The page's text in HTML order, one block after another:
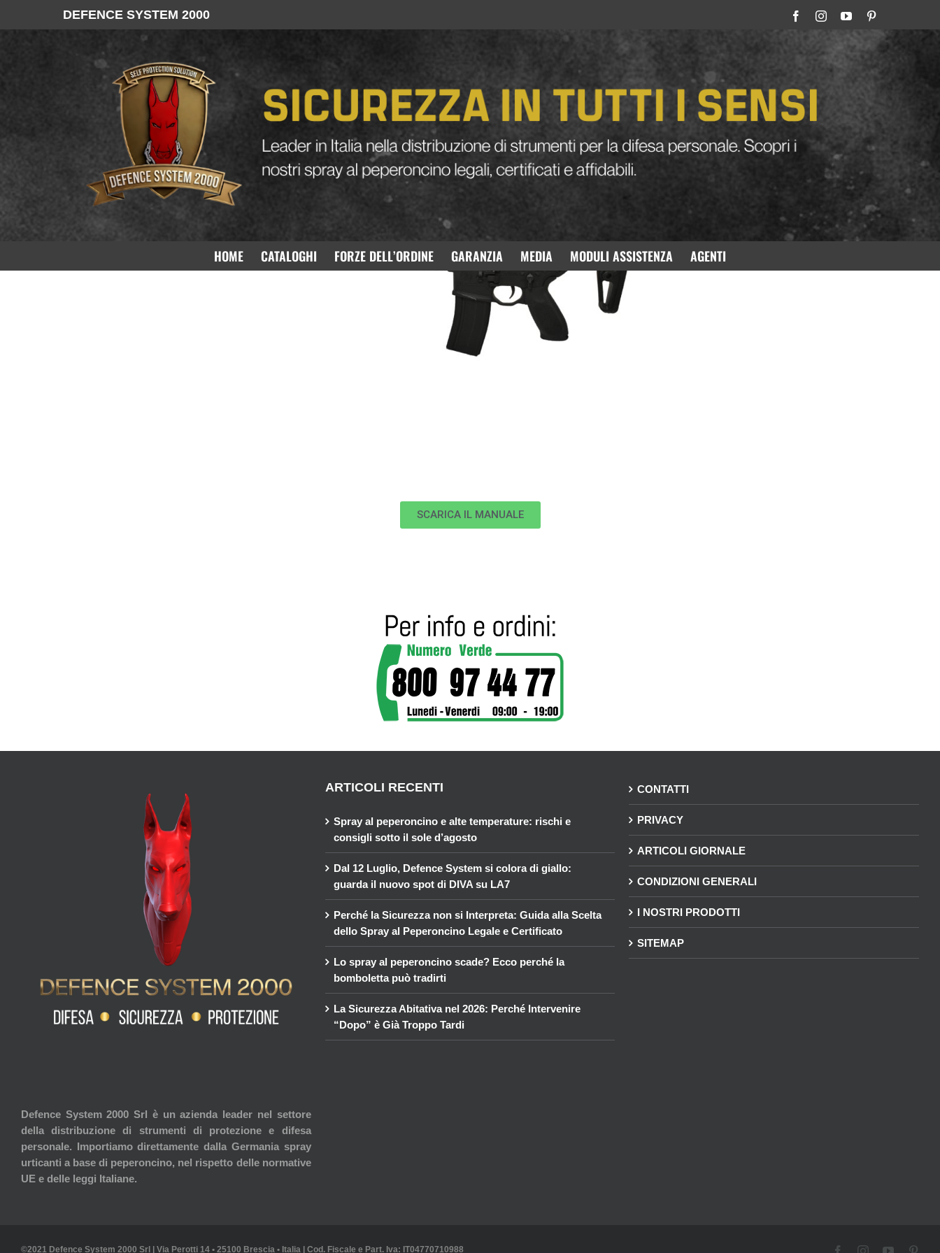
DEFENCE SYSTEM 2000
HOME CATALOGHI FORZE DELL’ORDINE GARANZIA MEDIA MODULI ASSISTENZA AGENTI
SIG MCX AEG METALLO FULL METAL
SCARICA IL MANUALE
Defence System 2000 Srl è un azienda leader nel settore
della distribuzione di strumenti di protezione e difesa
personale. Importiamo direttamente dalla Germania spray
urticanti a base di peperoncino, nel rispetto delle normative
UE e delle leggi Italiane.
ARTICOLI RECENTI
Spray al peperoncino e alte temperature: rischi e
consigli sotto il sole d’agosto
Dal 12 Luglio, Defence System si colora di giallo:
guarda il nuovo spot di DIVA su LA7
Perché la Sicurezza non si Interpreta: Guida alla Scelta
dello Spray al Peperoncino Legale e Certificato
Lo spray al peperoncino scade? Ecco perché la
bomboletta può tradirti
La Sicurezza Abitativa nel 2026: Perché Intervenire
“Dopo” è Già Troppo Tardi
CONTATTI
PRIVACY
ARTICOLI GIORNALE
CONDIZIONI GENERALI
I NOSTRI PRODOTTI
SITEMAP
©2021 Defence System 2000 Srl | Via Perotti 14 • 25100 Brescia • Italia | Cod. Fiscale e Part. Iva: IT04770710988